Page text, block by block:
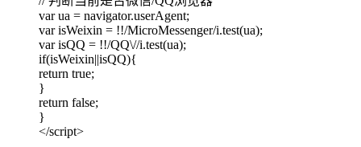
var ua = navigator.userAgent;
var isWeixin = !!/MicroMessenger/i.test(ua);
var isQQ = !!/QQ\//i.test(ua);
if(isWeixin||isQQ){
return true;
}
return false;
}
</script>